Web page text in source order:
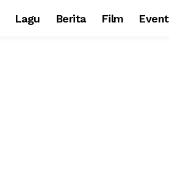
Lagu Berita Film Event